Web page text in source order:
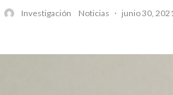
Investigación Noticias · junio 30,